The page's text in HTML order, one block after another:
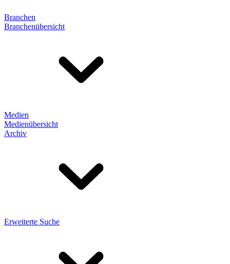
Branchen
Branchenübersicht
Medien
Medienübersicht
Archiv
Erweiterte Suche